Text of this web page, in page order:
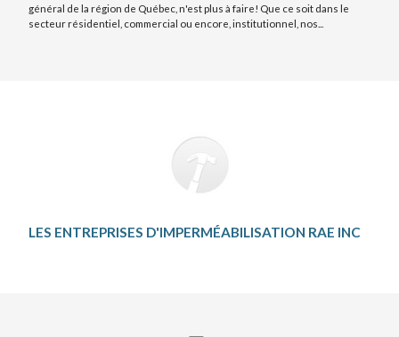
général de la région de Québec, n'est plus à faire! Que ce soit dans le
secteur résidentiel, commercial ou encore, institutionnel, nos...
LES ENTREPRISES D'IMPERMÉABILISATION RAE INC